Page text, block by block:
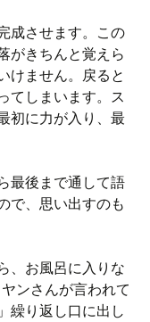
成させます。この
がきちんと覚えら
けません。戻ると
てしまいます。ス
初に力が入り、最
最後まで通して語
で、思い出すのも
、お風呂に入りな
ンさんが言われて
繰り返し口に出し